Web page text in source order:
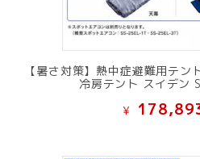
【暑さ対策】熱中症避難用テ
冷房テント スイデン
¥